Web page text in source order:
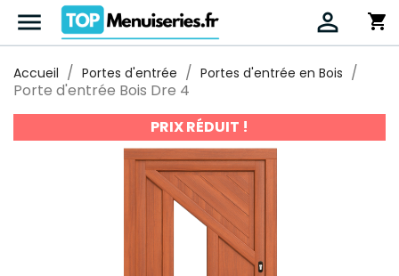
 shopping_cart

Accueil Portes d'entrée Portes d'entrée en Bois
Porte d'entrée Bois Dre 4
PRIX RÉDUIT !